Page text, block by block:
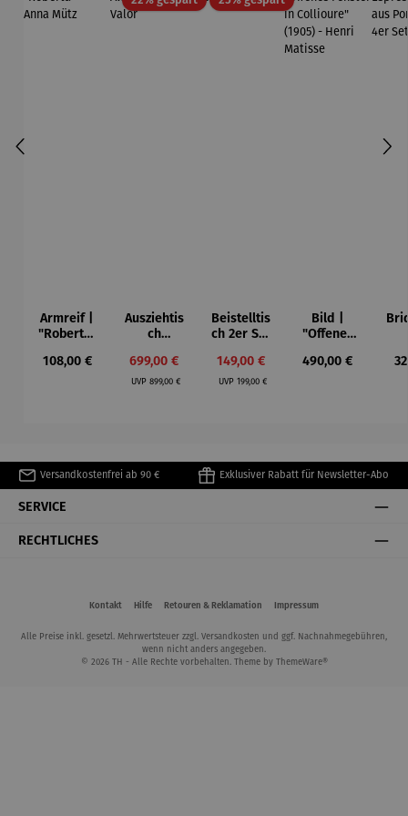
Armreif |
"Roberta"
Mütz
Regulärer Preis:
108,00 €
Ausziehtis
ch
– Valor
Verkaufspreis:
699,00 €
UVPRegulärer Preis:
899,00 €
Beistelltis
ch 2er Set
Verkaufspreis:
149,00 €
UVP Regulärer Preis:
199,00 €
Bild |
"Offenes
Collioure"
Regulärer Preis:
490,00 €
Versandkostenfrei ab 90 € Exklusiver Rabatt für Newsletter-Abo
SERVICE
RECHTLICHES
Kontakt Hilfe Retouren & Reklamation Impressum
Alle Preise inkl. gesetzl. Mehrwertsteuer zzgl. Versandkosten und ggf. Nachnahmegebühren,
wenn nicht anders angegeben.
© 2026 TH - Alle Rechte vorbehalten. Theme by ThemeWare®